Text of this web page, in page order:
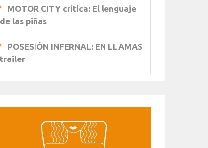
MOTOR CITY crítica: El lenguaje
de las piñas
POSESIÓN INFERNAL: EN LLAMAS
trailer